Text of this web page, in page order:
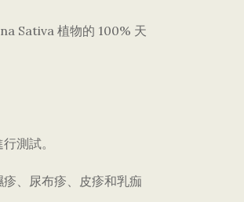
Sativa 植物的 100% 天
測試。
、尿布疹、皮疹和乳痂